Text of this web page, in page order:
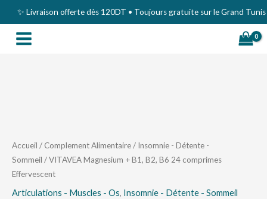
au
contenu
✨ Livraison offerte dès 120DT • Toujours gratuite sur le Grand Tunis ✨
Accueil / Complement Alimentaire/ Insomnie - Détente -
Sommeil / VITAVEA Magnesium + B1, B2, B6 24 comprimes
Effervescent
Articulations - Muscles - Os, Insomnie - Détente - Sommeil
Magnesium
+
B1,
B2,